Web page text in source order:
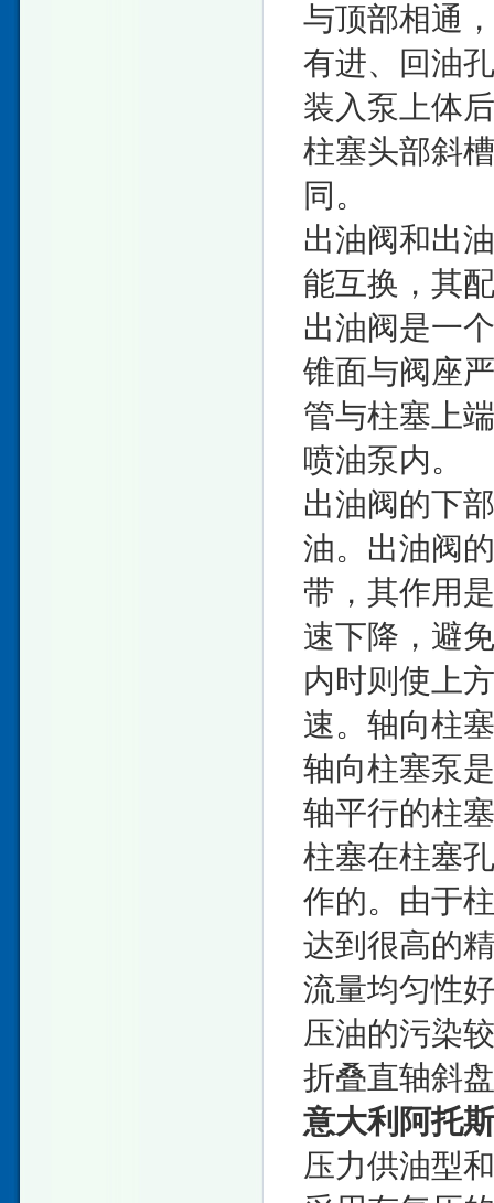
与顶部相通
有进、回油
装入泵上体
柱塞头部斜
同。
出油阀和出
能互换，其
出油阀是一
锥面与阀座
管与柱塞上
喷油泵内。
出油阀的下
油。出油阀
带，其作用
速下降，避
内时则使上
速。轴向柱
轴向柱塞泵
轴平行的柱
柱塞在柱塞
作的。由于
达到很高的
流量均匀性
压油的污染
折叠直轴斜
意大利阿托
压力供油型